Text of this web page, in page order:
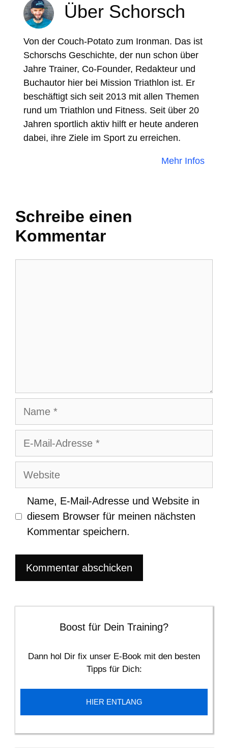
Über Schorsch
Von der Couch-Potato zum Ironman. Das ist
Schorschs Geschichte, der nun schon über
Jahre Trainer, Co-Founder, Redakteur und
Buchautor hier bei Mission Triathlon ist. Er
beschäftigt sich seit 2013 mit allen Themen
rund um Triathlon und Fitness. Seit über 20
Jahren sportlich aktiv hilft er heute anderen
dabei, ihre Ziele im Sport zu erreichen.
Mehr Infos
Schreibe einen
Kommentar
Name
E-
Website
Name, E-Mail-Adresse und Website in
diesem Browser für meinen nächsten
Kommentar speichern.
Boost für Dein Training?
Dann hol Dir fix unser E-Book mit den besten
Tipps für Dich:
HIER ENTLANG